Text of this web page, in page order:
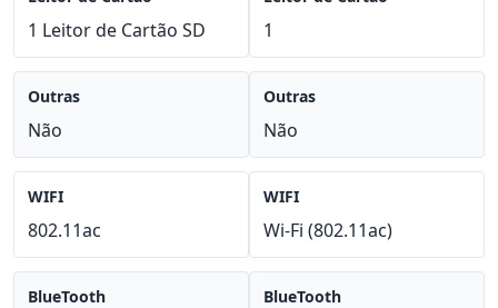
1 Leitor de Cartão SD
Outras
Não
WIFI
802.11ac
BlueTooth
1
Outras
Não
WIFI
Wi-Fi (802.11ac)
BlueTooth